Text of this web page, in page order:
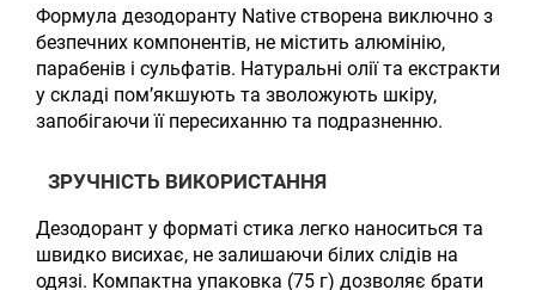
Формула дезодоранту Native створена виключно з
безпечних компонентів, не містить алюмінію,
парабенів і сульфатів. Натуральні олії та екстракти
у складі пом’якшують та зволожують шкіру,
запобігаючи її пересиханню та подразненню.
ЗРУЧНІСТЬ ВИКОРИСТАННЯ
Дезодорант у форматі стика легко наноситься та
швидко висихає, не залишаючи білих слідів на
одязі. Компактна упаковка (75 г) дозволяє брати